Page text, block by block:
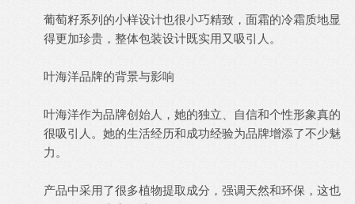
葡萄籽系列的小样设计也很小巧精致，面霜的冷霜质地显
得更加珍贵，整体包装设计既实用又吸引人。
叶海洋品牌的背景与影响
叶海洋作为品牌创始人，她的独立、自信和个性形象真的
很吸引人。她的生活经历和成功经验为品牌增添了不少魅
力。
产品中采用了很多植物提取成分，强调天然和环保，这也